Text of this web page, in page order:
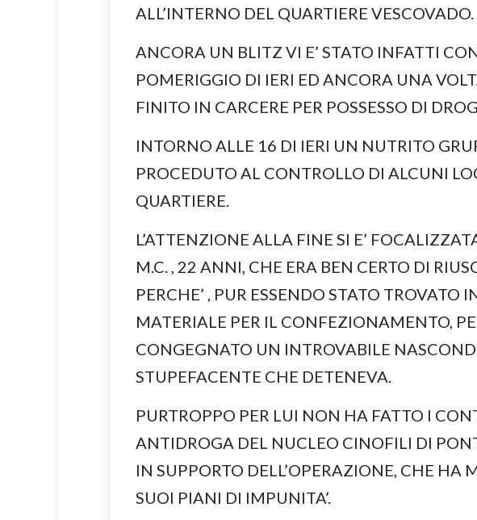
ALL’INTERNO DEL QUARTIERE VESCOVADO.
ANCORA UN BLITZ VI E’ STATO INFATTI
POMERIGGIO DI IERI ED ANCORA UNA
FINITO IN CARCERE PER POSSESSO DI
INTORNO ALLE 16 DI IERI UN NUTRITO
PROCEDUTO AL CONTROLLO DI ALCUNI
QUARTIERE.
L’ATTENZIONE ALLA FINE SI E’
M.C. , 22 ANNI, CHE ERA BEN CERTO DI
PERCHE’ , PUR ESSENDO STATO TROVATO
MATERIALE PER IL CONFEZIONAMENTO,
CONGEGNATO UN INTROVABILE
STUPEFACENTE CHE DETENEVA.
PURTROPPO PER LUI NON HA FATTO I
ANTIDROGA DEL NUCLEO CINOFILI DI
IN SUPPORTO DELL’OPERAZIONE, CHE HA
SUOI PIANI DI IMPUNITA’.